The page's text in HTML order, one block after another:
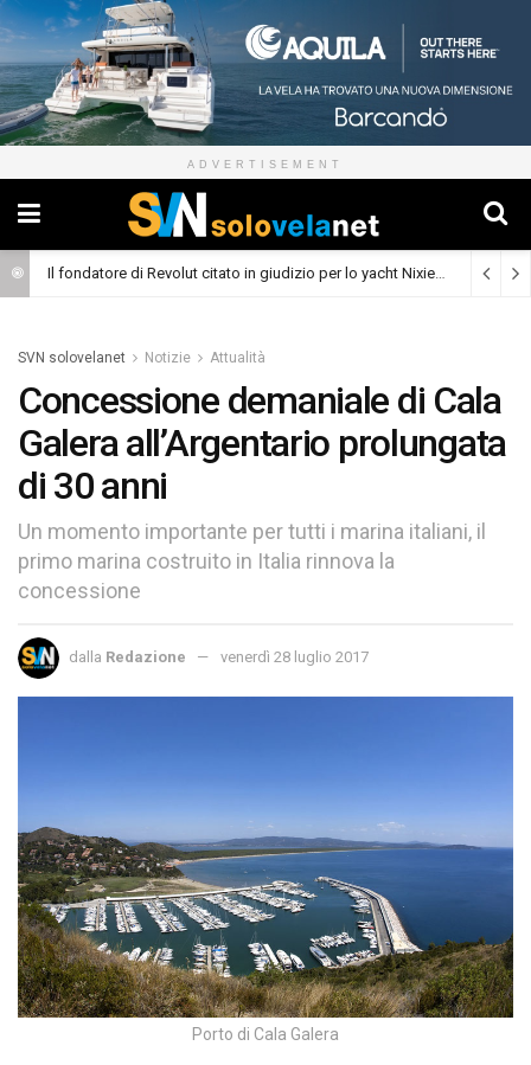
ADVERTISEMENT
Il fondatore di Revolut citato in giudizio per lo yacht Nixie (Cronaca)
SVN solovelanet Notizie Attualità
Concessione demaniale di Cala
Galera all’Argentario prolungata
di 30 anni
Un momento importante per tutti i marina italiani, il
primo marina costruito in Italia rinnova la
concessione
dalla Redazione venerdì 28 luglio 2017
Porto di Cala Galera